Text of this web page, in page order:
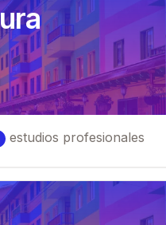
estudios profesionales